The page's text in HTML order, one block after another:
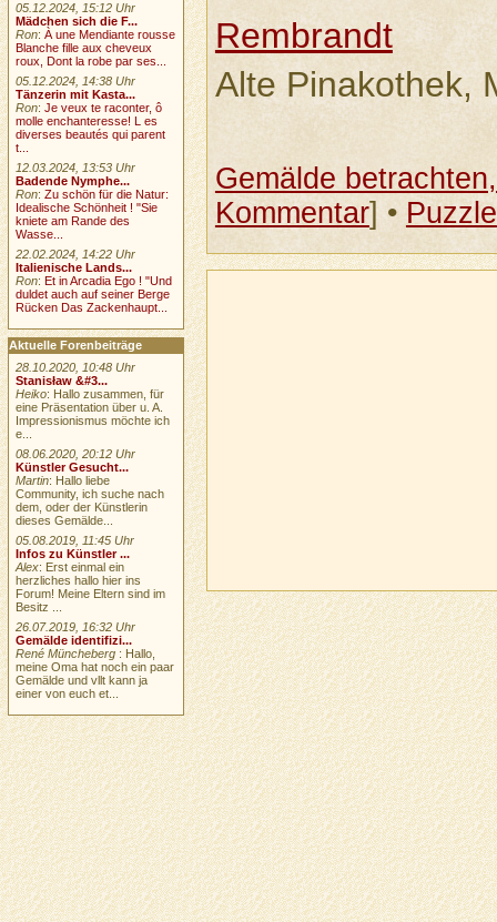
Rembrandt
Alte Pinakothek,
Gemälde
Kommentar] • Puzzle
05.12.2024, 15:12 Uhr
Mädchen sich die F...
Ron:À une Mendiante rousse
Blanche fille aux cheveux
roux, Dont la robe par ses...
05.12.2024, 14:38 Uhr
Tänzerin mit Kasta...
Ron:Je veux te raconter, ô
molle enchanteresse! L es
diverses beautés qui parent
t...
12.03.2024, 13:53 Uhr
Badende Nymphe...
Ron:Zu schön für die Natur:
Idealische Schönheit ! "Sie
kniete am Rande des
Wasse...
22.02.2024, 14:22 Uhr
Italienische Lands...
Ron:Et in Arcadia Ego ! "Und
duldet auch auf seiner Berge
Rücken Das Zackenhaupt...
Aktuelle Forenbeiträge
28.10.2020, 10:48 Uhr
Stanisław &#3...
Heiko: Hallo zusammen, für
eine Präsentation über u. A.
Impressionismus möchte ich
e...
08.06.2020, 20:12 Uhr
Künstler Gesucht...
Martin: Hallo liebe
Community, ich suche nach
dem, oder der Künstlerin
dieses Gemälde...
05.08.2019, 11:45 Uhr
Infos zu Künstler ...
Alex: Erst einmal ein
herzliches hallo hier ins
Forum! Meine Eltern sind im
Besitz ...
26.07.2019, 16:32 Uhr
Gemälde identifizi...
René Müncheberg : Hallo,
meine Oma hat noch ein paar
Gemälde und vllt kann ja
einer von euch et...